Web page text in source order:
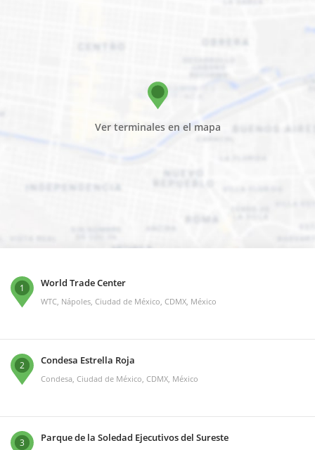
Ver terminales en el mapa
1 World Trade Center
WTC, Nápoles, Ciudad de México, CDMX, México
2 Condesa Estrella Roja
Condesa, Ciudad de México, CDMX, México
3 Parque de la Soledad Ejecutivos del Sureste